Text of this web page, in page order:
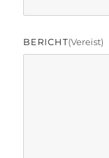
BERICHT(vereist)